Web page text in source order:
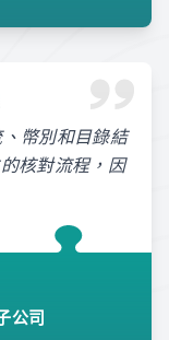
幣別和目錄結
核對流程，因
公司